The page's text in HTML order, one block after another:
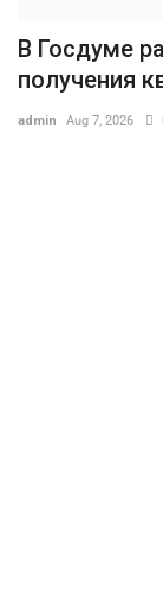
В Госдуме
получения
admin Aug 7, 2026